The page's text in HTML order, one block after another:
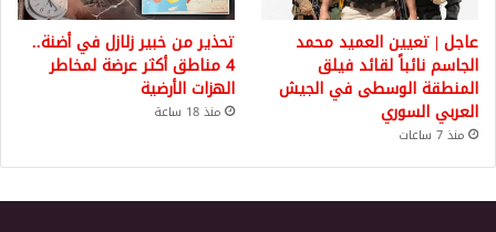
عاجل | تعيين العميد محمد
الجاسم نائباً لقائد فيلق
المنطقة الوسطى في الجيش
العربي السوري
منذ 7 ساعات
تحذير من خبير زلازل في أضنة..
4 مناطق أكثر عرضة لمخاطر
الهزات الأرضية
منذ 18 ساعة